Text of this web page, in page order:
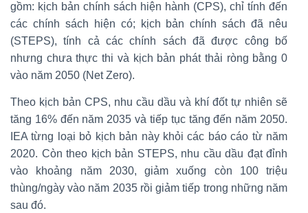
gồm: kịch bản chính sách hiện hành (CPS), chỉ tính đến
các chính sách hiện có; kịch bản chính sách đã nêu
(STEPS), tính cả các chính sách đã được công bố
nhưng chưa thực thi và kịch bản phát thải ròng bằng 0
vào năm 2050 (Net Zero).
Theo kịch bản CPS, nhu cầu dầu và khí đốt tự nhiên sẽ
tăng 16% đến năm 2035 và tiếp tục tăng đến năm 2050.
IEA từng loại bỏ kịch bản này khỏi các báo cáo từ năm
2020. Còn theo kịch bản STEPS, nhu cầu dầu đạt đỉnh
vào khoảng năm 2030, giảm xuống còn 100 triệu
thùng/ngày vào năm 2035 rồi giảm tiếp trong những năm
sau đó.